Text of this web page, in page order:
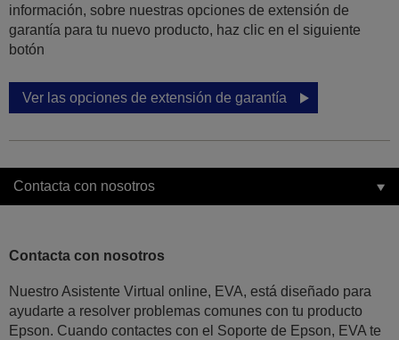
información, sobre nuestras opciones de extensión de
garantía para tu nuevo producto, haz clic en el siguiente
botón
Ver las opciones de extensión de garantía
Contacta con nosotros
Contacta con nosotros
Nuestro Asistente Virtual online, EVA, está diseñado para
ayudarte a resolver problemas comunes con tu producto
Epson. Cuando contactes con el Soporte de Epson, EVA te